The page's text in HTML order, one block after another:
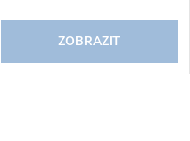
ZOBRAZIT